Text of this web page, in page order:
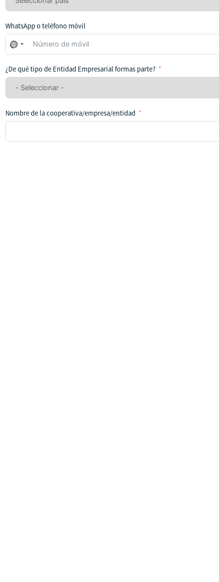
WhatsApp o teléfono móvil
No
se
seleccionado
ningún
¿De qué tipo de Entidad Empresarial formas parte?
Nombre de la cooperativa/empresa/entidad